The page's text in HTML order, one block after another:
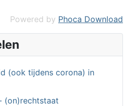
Powered by Phoca Download
(ook tijdens corona) in
(on)rechtstaat